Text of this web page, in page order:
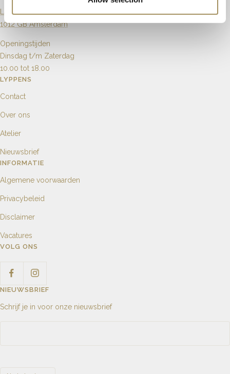
Langebrugsteeg 8
1012 GB Amsterdam
Openingstijden
Dinsdag t/m Zaterdag
10.00 tot 18.00
LYPPENS
Contact
Over ons
Atelier
Nieuwsbrief
INFORMATIE
Algemene voorwaarden
Privacybeleid
Disclaimer
Vacatures
VOLG ONS
NIEUWSBRIEF
Schrijf je in voor onze nieuwsbrief